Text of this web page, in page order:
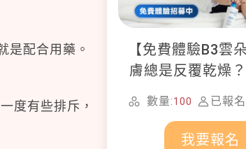
是配合用藥。
度有些排斥，
【免費體驗B3雲
膚總是反覆乾燥
加入貝膚黛瑪修
畫！
數量:100 已報
我要報名